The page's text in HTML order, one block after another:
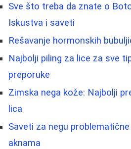
Sve što treba da znate o
Iskustva i saveti
Rešavanje hormonskih
Najbolji piling za lice za sve
preporuke
Zimska nega kože: Najbolji
lica
Saveti za negu
aknama